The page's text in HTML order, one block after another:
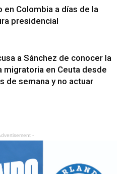
en Colombia a días de la
presidencial
a Sánchez de conocer la
migratoria en Ceuta desde
de semana y no actuar
-